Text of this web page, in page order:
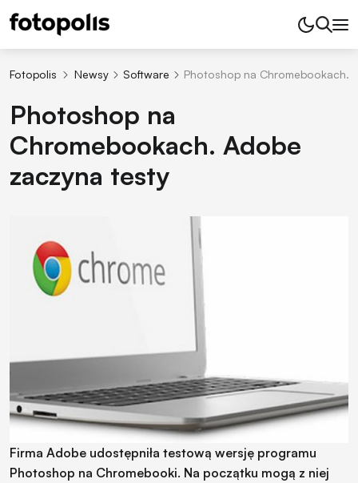
Fotopolis Newsy Software Photoshop na Chromebookach.
Photoshop na
Chromebookach. Adobe
zaczyna testy
Firma Adobe udostępniła testową wersję programu
Photoshop na Chromebooki. Na początku mogą z niej